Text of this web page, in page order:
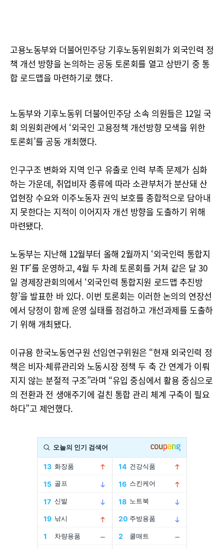
고용노동부와 더불어민주당 기후노동위원회가 외국인력 정
책 개선 방향을 논의하는 공동 토론회를 열고 상반기 중 통
합 로드맵을 마련하기로 했다.
노동부와 기후노동위 더불어민주당 소속 의원들은 12일 국
회 의원회관에서 ‘외국인 고용정책 개선방향 모색을 위한
토론회’를 공동 개최했다.
인구구조 변화와 지역 인구 유출로 인력 부족 문제가 심화
하는 가운데, 취업비자 종류에 따라 소관부처가 분산돼 산
업현장 수요와 이주노동자 권익 보호를 종합적으로 담아내
지 못한다는 지적이 이어지자 개선 방향을 도출하기 위해
마련됐다.
노동부는 지난해 12월부터 올해 2월까지 ‘외국인력 통합지
원 TF’를 운영하고, 4월 두 차례 토론회를 거쳐 같은 달 30
일 경제장관회의에서 ‘외국인력 통합지원 로드맵 추진방
향’을 발표한 바 있다. 이번 토론회는 이러한 논의의 연장선
에서 당정이 함께 운영 실태를 점검하고 개선과제를 도출하
기 위해 개최됐다.
이규용 한국노동연구원 선임연구위원은 “현재 외국인력 정
책은 비자·체류관리와 노동시장 정책 두 축 간 연계가 이뤄
지지 않는 분절적 구조”라며 “유입 중심에서 활용 중심으로
의 전환과 전 생애주기에 걸친 통합 관리 체계 구축이 필요
하다”고 제언했다.